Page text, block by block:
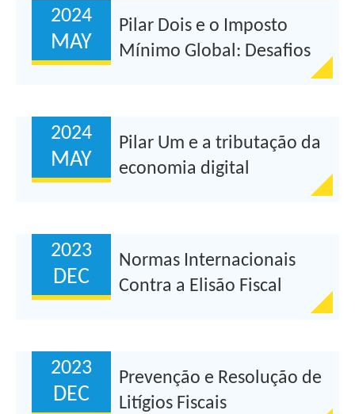
2024
MAY
Pilar Dois e o Imposto
Mínimo Global: Desafios
2024
MAY
Pilar Um e a tributação da
economia digital
2023
DEC
Normas Internacionais
Contra a Elisão Fiscal
2023
DEC
Prevenção e Resolução de
Litígios Fiscais